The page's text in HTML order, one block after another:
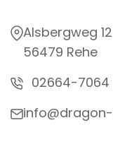
Alsbergweg 12
56479 Rehe
02664-7064